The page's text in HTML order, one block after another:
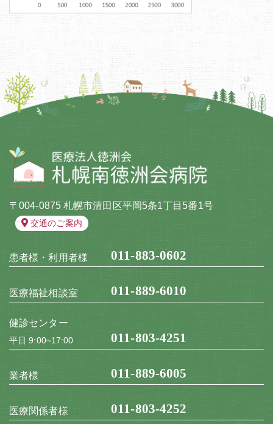
〒004-0875 札幌市清田区平岡5条1丁目5番1号
交通のご案内
患者様・利用者様 011-883-0602
医療福祉相談室 011-889-6010
健診センター
平日 9:00~17:00 011-803-4251
業者様 011-889-6005
医療関係者様 011-803-4252